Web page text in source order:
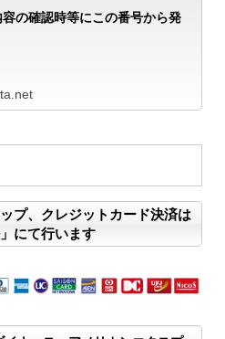
の確認時等にこの番号から発
プ、クレジットカード決済は
にて行います